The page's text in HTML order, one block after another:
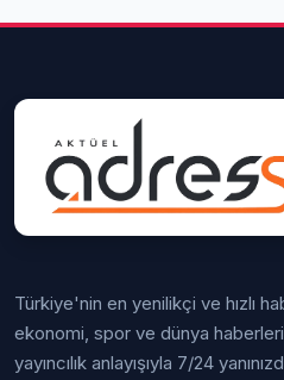
Türkiye'nin en yenilikçi ve hızlı
ekonomi, spor ve dünya
yayıncılık anlayışıyla 7/24